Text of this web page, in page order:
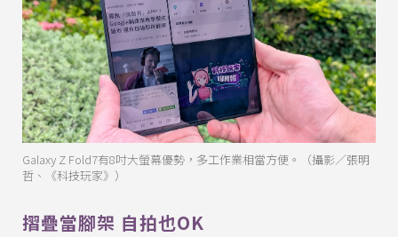
Galaxy Z Fold7有8吋大螢幕優勢，多工作業相當方便。（攝影／張明
哲、《科技玩家》）
摺疊當腳架 自拍也OK